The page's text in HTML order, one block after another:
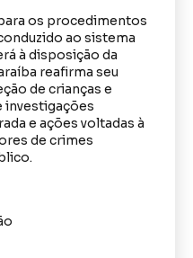
os procedimentos
ao sistema
à disposição da
reafirma seu
de crianças e
investigações
e ações voltadas à
de crimes